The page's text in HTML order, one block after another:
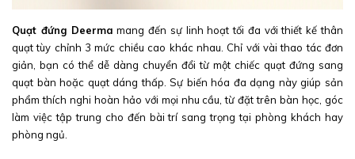
Quạt đứng Deerma mang đến sự linh hoạt tối đa với thiết kế thân
quạt tùy chỉnh 3 mức chiều cao khác nhau. Chỉ với vài thao tác đơn
giản, bạn có thể dễ dàng chuyển đổi từ một chiếc quạt đứng sang
quạt bàn hoặc quạt dáng thấp. Sự biến hóa đa dạng này giúp sản
phẩm thích nghi hoàn hảo với mọi nhu cầu, từ đặt trên bàn học, góc
làm việc tập trung cho đến bài trí sang trọng tại phòng khách hay
phòng ngủ.